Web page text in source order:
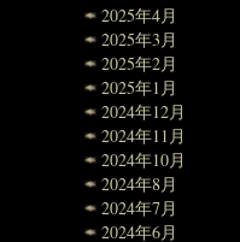
2025年4月
2025年3月
2025年2月
2025年1月
2024年12月
2024年11月
2024年10月
2024年8月
2024年7月
2024年6月